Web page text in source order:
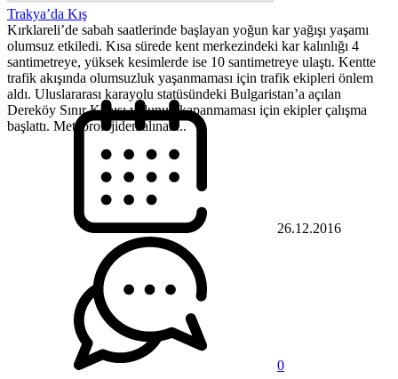
Trakya’da Kış
Kırklareli’de sabah saatlerinde başlayan yoğun kar yağışı yaşamı
olumsuz etkiledi. Kısa sürede kent merkezindeki kar kalınlığı 4
santimetreye, yüksek kesimlerde ise 10 santimetreye ulaştı. Kentte
trafik akışında olumsuzluk yaşanmaması için trafik ekipleri önlem
aldı. Uluslararası karayolu statüsündeki Bulgaristan’a açılan
Dereköy Sınır Kapısı yolunun kapanmaması için ekipler çalışma
başlattı. Meteorolojiden alınan...
26.12.2016
0